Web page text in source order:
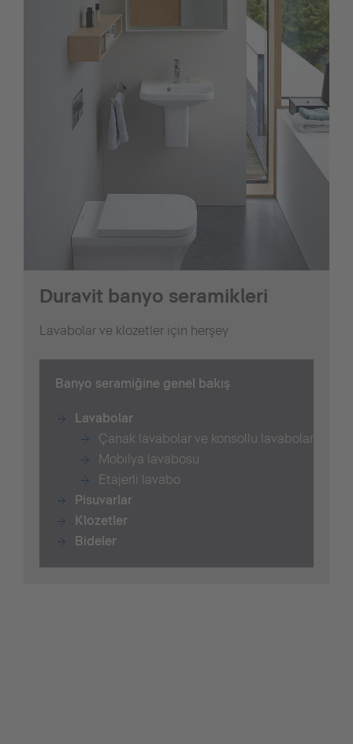
Duravit banyo seramikleri
Lavabolar ve klozetler için herşey
Banyo seramiğine genel bakış
Lavabolar
Çanak lavabolar ve konsollu lavabolar
Mobilya lavabosu
Etajerli lavabo
Pisuvarlar
Klozetler
Bideler